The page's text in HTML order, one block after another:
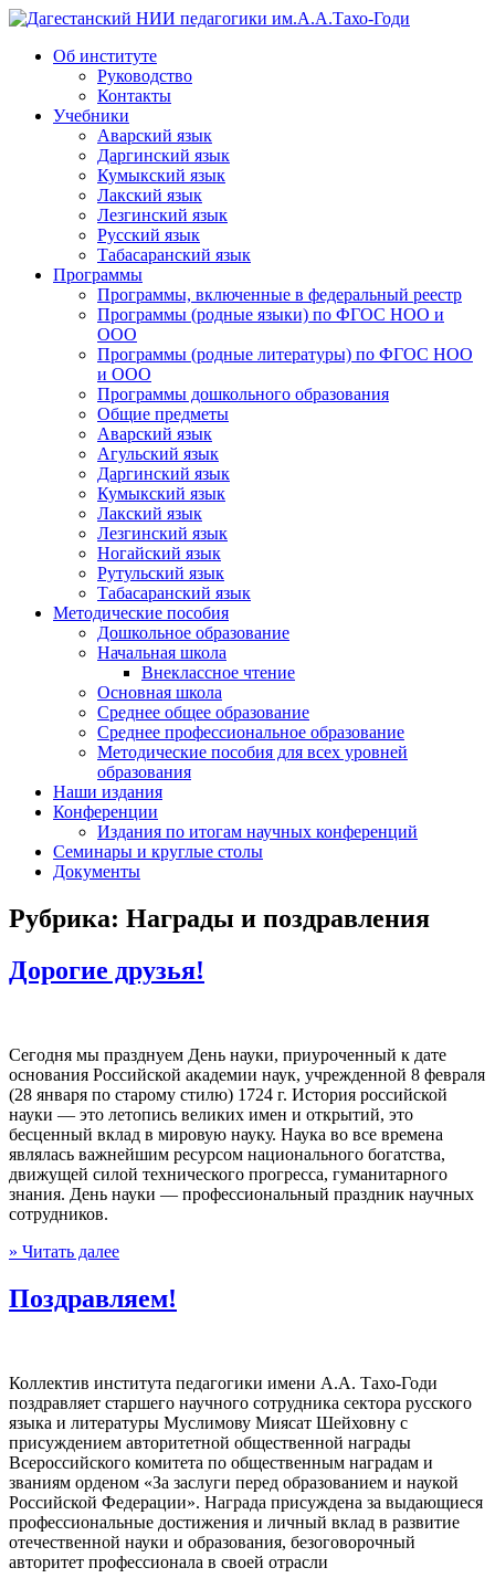
Дагестанский НИИ педагогики им.А.А.Тахо-Годи
Об институте
Руководство
Контакты
Учебники
Аварский язык
Даргинский язык
Кумыкский язык
Лакский язык
Лезгинский язык
Русский язык
Табасаранский язык
Программы
Программы, включенные в федеральный реестр
Программы (родные языки) по ФГОС НОО и
ООО
Программы (родные литературы) по ФГОС НОО
и ООО
Программы дошкольного образования
Общие предметы
Аварский язык
Агульский язык
Даргинский язык
Кумыкский язык
Лакский язык
Лезгинский язык
Ногайский язык
Рутульский язык
Табасаранский язык
Методические пособия
Дошкольное образование
Начальная школа
Внеклассное чтение
Основная школа
Среднее общее образование
Среднее профессиональное образование
Методические пособия для всех уровней
образования
Наши издания
Конференции
Издания по итогам научных конференций
Семинары и круглые столы
Документы
Рубрика: Награды и поздравления
Дорогие друзья!
Сегодня мы празднуем День науки, приуроченный к дате
основания Российской академии наук, учрежденной 8 февраля
(28 января по старому стилю) 1724 г. История российской
науки — это летопись великих имен и открытий, это
бесценный вклад в мировую науку. Наука во все времена
являлась важнейшим ресурсом национального богатства,
движущей силой технического прогресса, гуманитарного
знания. День науки — профессиональный праздник научных
сотрудников.
» Читать далее
Поздравляем!
Коллектив института педагогики имени А.А. Тахо-Годи
поздравляет старшего научного сотрудника сектора русского
языка и литературы Муслимову Миясат Шейховну с
присуждением авторитетной общественной награды
Всероссийского комитета по общественным наградам и
званиям орденом «За заслуги перед образованием и наукой
Российской Федерации». Награда присуждена за выдающиеся
профессиональные достижения и личный вклад в развитие
отечественной науки и образования, безоговорочный
авторитет профессионала в своей отрасли